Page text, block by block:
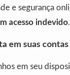
e segurança
acesso indevido.
em suas contas
em seu